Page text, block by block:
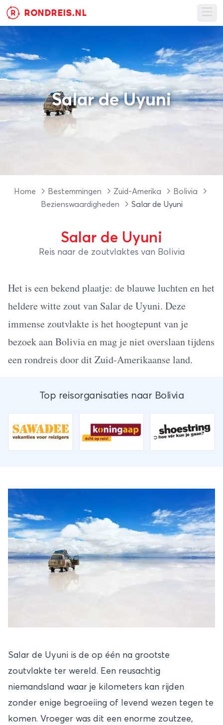
R RONDREIS.NL
Salar de Uyuni
Home Bestemmingen Zuid-Amerika
Bolivia
Bezienswaardigheden
Salar de Uyuni
Salar de Uyuni
Reis naar de zoutvlaktes van Bolivia
Het is een bekend plaatje: de blauwe luchten en het
heldere witte zout van Salar de Uyuni. Deze
immense zoutvlakte is het hoogtepunt van je
bezoek aan Bolivia en mag je niet overslaan tijdens
een rondreis door dit Zuid-Amerikaanse land.
Top reisorganisaties naar Bolivia
Salar de Uyuni is de op één na grootste
zoutvlakte ter wereld. Een reusachtig
niemandsland waar je kilometers kan rijden
zonder enige begroeiing of levend wezen tegen te
komen. Vroeger was dit een enorme zoutzee,